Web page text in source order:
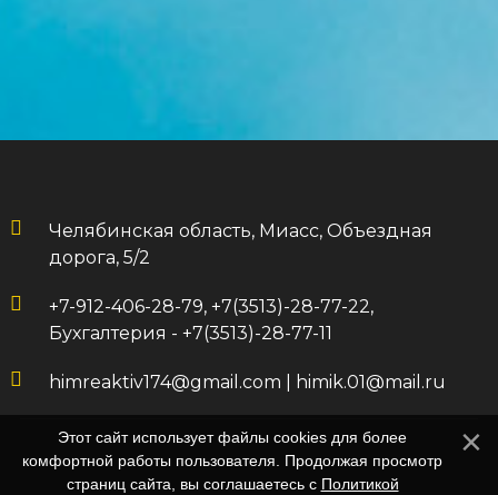
Челябинская область, Миасс, Объездная
дорога, 5/2
+7-912-406-28-79, +7(3513)-28-77-22,
Бухгалтерия - +7(3513)-28-77-11
himreaktiv174@gmail.com himik.01@mail.ru
Этот сайт использует файлы cookies для более
комфортной работы пользователя. Продолжая просмотр
страниц сайта, вы соглашаетесь с Политикой